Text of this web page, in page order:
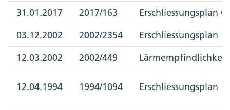
31.01.2017
2017/163
Erschliessungsplan
03.12.2002
2002/2354
Erschliessungsplan
12.03.2002
2002/449
12.04.1994 1994/1094 Erschliessungsplan